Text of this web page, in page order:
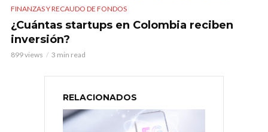
FINANZAS Y RECAUDO DE FONDOS
¿Cuántas startups en Colombia reciben
inversión?
899 views 3 min read
RELACIONADOS